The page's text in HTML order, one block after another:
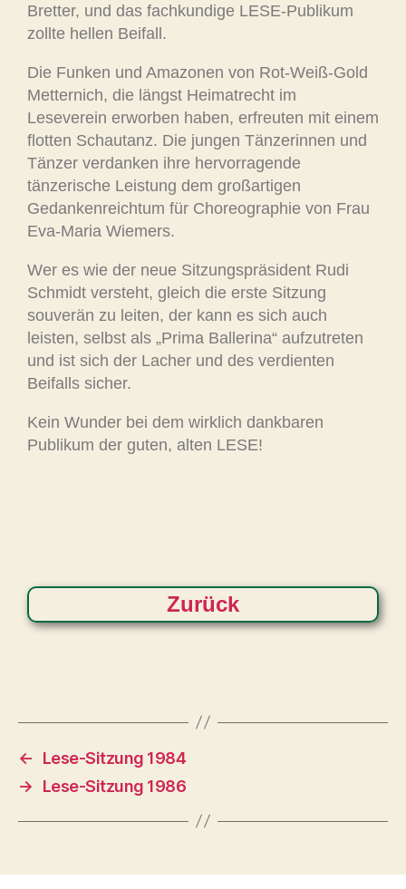
Bretter, und das fachkundige LESE-Publikum
zollte hellen Beifall.
Die Funken und Amazonen von Rot-Weiß-Gold
Metternich, die längst Heimatrecht im
Leseverein erworben haben, erfreuten mit einem
flotten Schautanz. Die jungen Tänzerinnen und
Tänzer verdanken ihre hervorragende
tänzerische Leistung dem großartigen
Gedankenreichtum für Choreographie von Frau
Eva-Maria Wiemers.
Wer es wie der neue Sitzungspräsident Rudi
Schmidt versteht, gleich die erste Sitzung
souverän zu leiten, der kann es sich auch
leisten, selbst als „Prima Ballerina“ aufzutreten
und ist sich der Lacher und des verdienten
Beifalls sicher.
Kein Wunder bei dem wirklich dankbaren
Publikum der guten, alten LESE!
Zurück
←
Lese-Sitzung 1984
→
Lese-Sitzung 1986